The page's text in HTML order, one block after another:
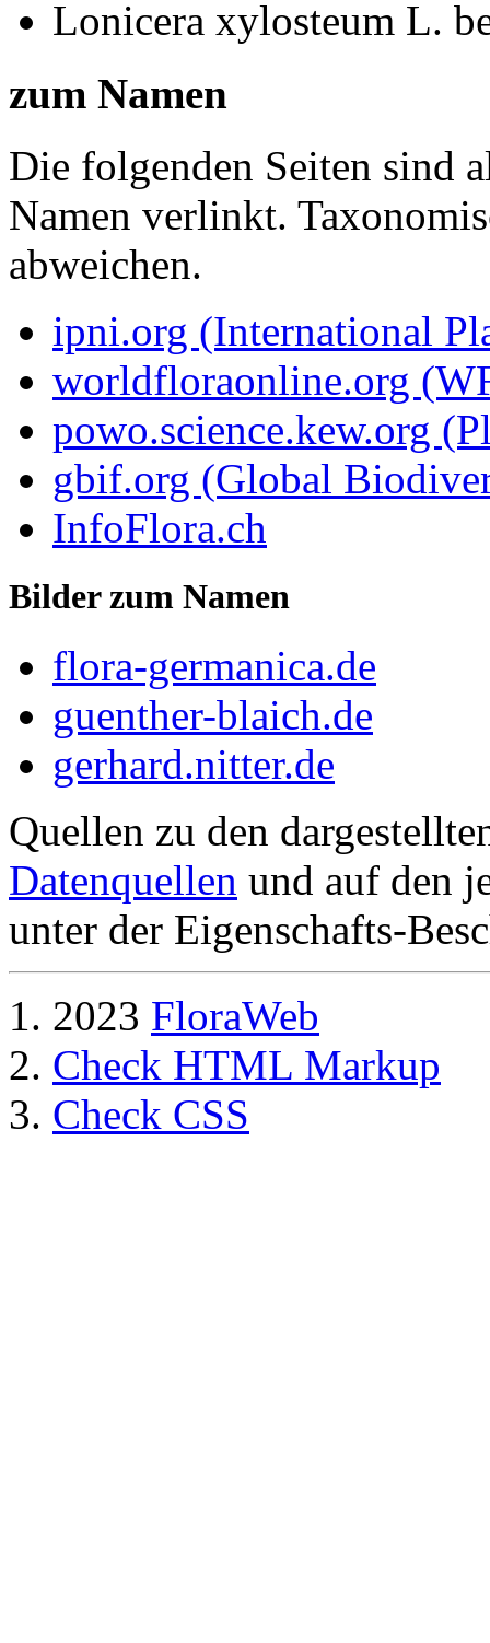
Lonicera xylosteum L.
zum Namen
Die folgenden Seiten sind
Namen verlinkt.
abweichen.
ipni.org (International
worldfloraonline.org
powo.science.kew.org
gbif.org (Global
InfoFlora.ch
Bilder zum Namen
flora-germanica.de
guenther-blaich.de
gerhard.nitter.de
Quellen zu den
Datenquellen und auf den
unter der Eigenschafts-
2023 FloraWeb
Check HTML Markup
Check CSS